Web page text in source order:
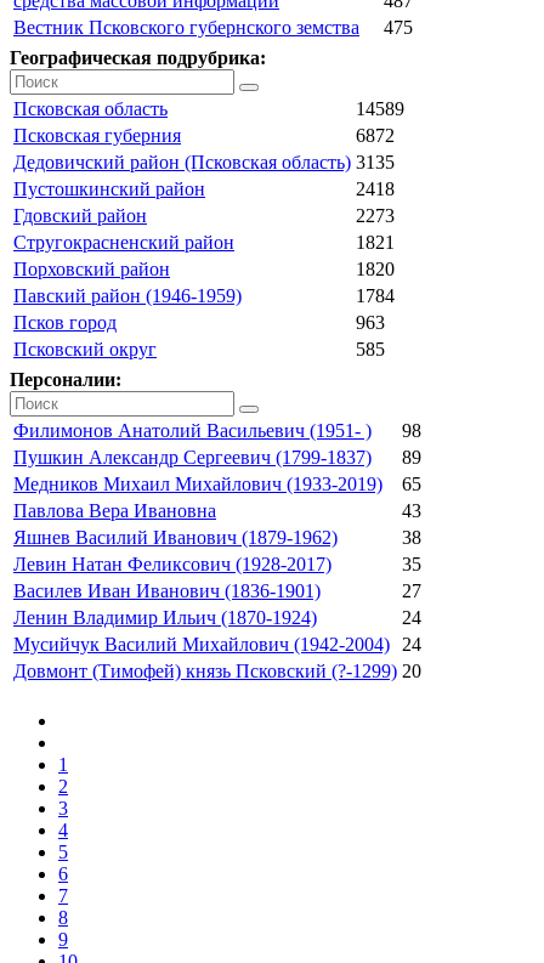
Вестник Псковского губернского земства
475
Географическая подрубрика:
Псковская область
14589
Псковская губерния
6872
Дедовичский район (Псковская область) 3135
Пустошкинский район
2418
Гдовский район
2273
Стругокрасненский район
1821
Порховский район
1820
Павский район (1946-1959)
1784
Псков город
963
Псковский округ
585
Персоналии:
Филимонов Анатолий Васильевич (1951- )
98
Пушкин Александр Сергеевич (1799-1837)
89
Медников Михаил Михайлович (1933-2019)
65
Павлова Вера Ивановна
43
Яшнев Василий Иванович (1879-1962)
38
Левин Натан Феликсович (1928-2017)
35
Василев Иван Иванович (1836-1901)
27
Ленин Владимир Ильич (1870-1924)
24
Мусийчук Василий Михайлович (1942-2004)
24
Довмонт (Тимофей) князь Псковский (?-1299) 20
1
2
3
4
5
6
7
8
9